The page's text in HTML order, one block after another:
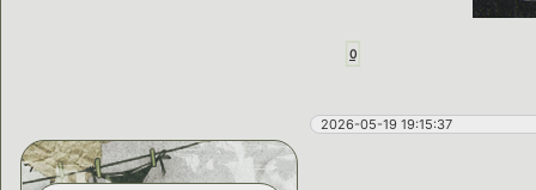
0
2026-05-19 19:15:37